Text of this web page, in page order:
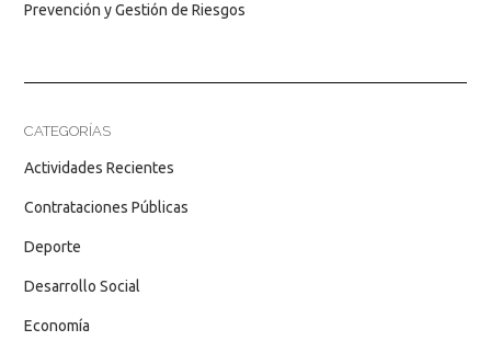
Prevención y Gestión de Riesgos
CATEGORÍAS
Actividades Recientes
Contrataciones Públicas
Deporte
Desarrollo Social
Economía